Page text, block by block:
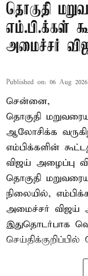
தொகுதி
எம்.பி.க்கள்
அமைச்சர்
Published on: 06 Aug
சென்னை,
தொகுதி
ஆலோசிக்க
எம்பிக்களின்
விஜய் அழைப்பு
தொகுதி
நிலையில்,
அமைச்சர் விஜய்
இதுதொடர்பாக
செய்திக்குறிப்பில்